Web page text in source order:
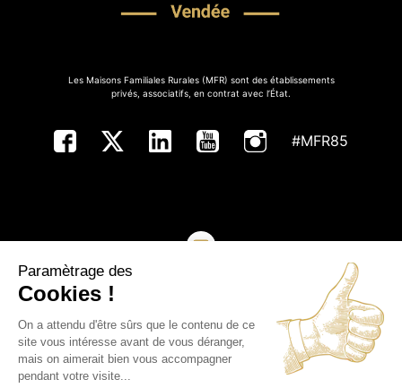
Les Maisons Familiales Rurales (MFR) sont des établissements
privés, associatifs, en contrat avec l’État.
#MFR85
Copyright ©MFR de Vendée - Tous droits réservés
Paramètrage des
Cookies !
On a attendu d'être sûrs que le contenu de ce
site vous intéresse avant de vous déranger,
mais on aimerait bien vous accompagner
pendant votre visite...